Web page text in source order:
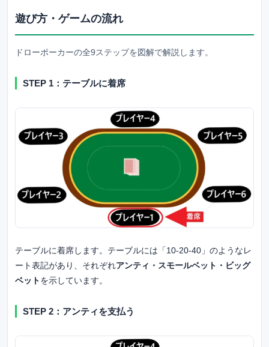
遊び方・ゲームの流れ
ドローポーカーの全9ステップを図解で解説します。
STEP 1：テーブルに着席
テーブルに着席します。テーブルには「10-20-40」のようなレ
ート表記があり、それぞれアンティ・スモールベット・ビッグ
ベットを示しています。
STEP 2：アンティを支払う